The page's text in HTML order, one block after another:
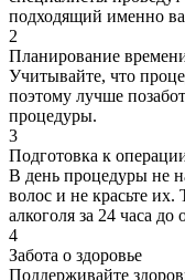
подходящий именно
2
Планирование
Учитывайте, что
поэтому лучше
процедуры.
3
Подготовка к
В день процедуры не
волос и не красьте их.
алкоголя за 24 часа до
4
Забота о здоровье
Поддерживайте